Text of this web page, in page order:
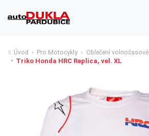
Úvod Pro Motocykly Oblečení volnočasové
Triko Honda HRC Replica, vel. XL